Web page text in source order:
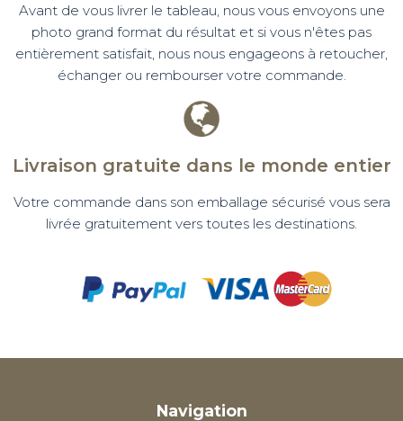
Avant de vous livrer le tableau, nous vous envoyons une
photo grand format du résultat et si vous n'êtes pas
entièrement satisfait, nous nous engageons à retoucher,
échanger ou rembourser votre commande.
Livraison gratuite dans le monde entier
Votre commande dans son emballage sécurisé vous sera
livrée gratuitement vers toutes les destinations.
Navigation